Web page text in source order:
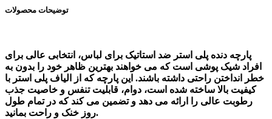
توضیحات محصولات
پارچه دنده پلی استر ضد استاتیک برای لباس، انتخابی عالی برای
افراد شیک پوشی است که می خواهند بهترین ظاهر خود را بدون به
خطر انداختن راحتی داشته باشند. این پارچه که از الیاف پلی استر با
کیفیت بالا ساخته شده است، دوام، قابلیت تنفس و خاصیت جذب
رطوبت عالی را ارائه می دهد و تضمین می کند که در تمام طول
روز خنک و راحت بمانید.